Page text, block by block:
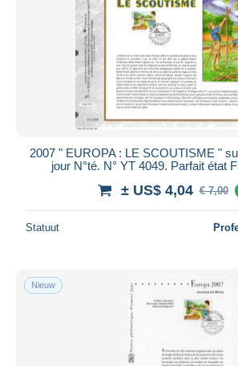
2007 " EUROPA : LE SCOUTISME "
jour N°té. N° YT 4049. Parfait état
± US$ 4,04 € 7,00
Statuut
Nieuw